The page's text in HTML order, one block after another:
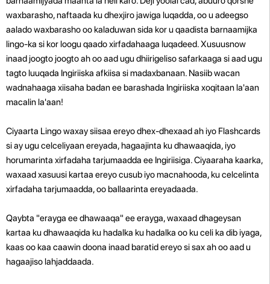
waxbarasho, naftaada ku dhexjiro jawiga luqadda, oo u adeegso
aalado waxbarasho oo kaladuwan sida kor u qaadista barnaamijka
lingo-ka si kor loogu qaado xirfadahaaga luqadeed. Xusuusnow
inaad joogto joogto ah oo aad ugu dhiirigeliso safarkaaga si aad ugu
tagto luuqada Ingiriiska afkiisa si madaxbanaan. Nasiib wacan
wadnahaaga xiisaha badan ee barashada Ingiriiska xoqitaan la'aan
macalin la'aan!
Ciyaarta Lingo waxay siisaa ereyo dhex-dhexaad ah iyo Flashcards
si ay ugu celceliyaan ereyada, hagaajinta ku dhawaaqida, iyo
horumarinta xirfadaha tarjumaadda ee Ingiriisiga. Ciyaaraha kaarka,
waxaad xasuusi kartaa ereyo cusub iyo macnahooda, ku celcelinta
xirfadaha tarjumaadda, oo ballaarinta ereyadaada.
Qaybta "erayga ee dhawaaqa" ee erayga, waxaad dhageysan
kartaa ku dhawaaqida ku hadalka ku hadalka oo ku celi ka dib iyaga,
kaas oo kaa caawin doona inaad baratid ereyo si sax ah oo aad u
hagaajiso lahjaddaada.